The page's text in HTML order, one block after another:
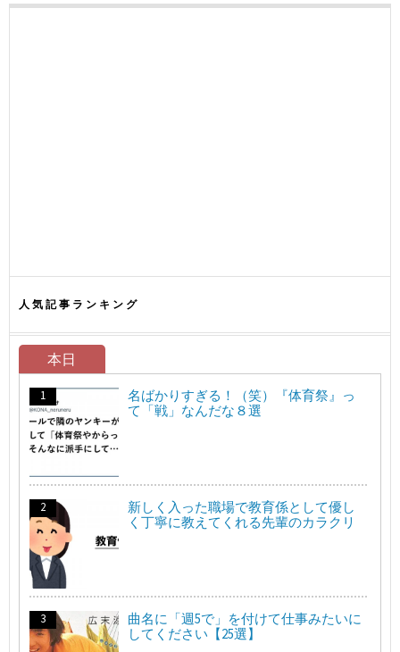
人気記事ランキング
本日
名ばかりすぎる！（笑）『体育祭』っ
て「戦」なんだな８選
新しく入った職場で教育係として優し
く丁寧に教えてくれる先輩のカラクリ
曲名に「週5で」を付けて仕事みたいに
してください【25選】